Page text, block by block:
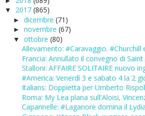
▼ 2017 (865)
► dicembre (71)
► novembre (67)
▼ ottobre (80)
Allevamento: #Caravaggio. #Churchill
Francia: Annullato il convegno di Saint
Stalloni: AFFAIRE SOLITAIRE nuovo
#America: Venerdì 3 e sabato 4 la 2
Italians: Doppietta per Umberto
Roma: My Lea plana sull'Aloisi,
Capannelle: #Laganore domina il